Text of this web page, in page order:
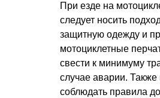
При езде на
следует носить
защитную одежду и
мотоциклетные
свести к минимуму
случае аварии. Также
соблюдать правила